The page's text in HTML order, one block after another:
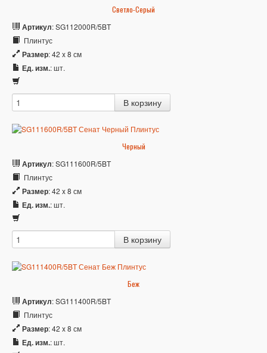
Светло-Серый
Артикул: SG112000R/5BT
Плинтус
Размер: 42 x 8 см
Ед. изм.: шт.
Черный
Артикул: SG111600R/5BT
Плинтус
Размер: 42 x 8 см
Ед. изм.: шт.
Беж
Артикул: SG111400R/5BT
Плинтус
Размер: 42 x 8 см
Ед. изм.: шт.